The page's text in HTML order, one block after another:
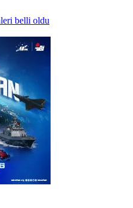
belli oldu